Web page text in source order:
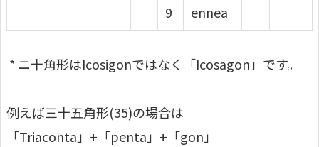
9
ennea
* ニ十角形はIcosigonではなく「Icosagon」です。
例えば三十五角形(35)の場合は
「Triaconta」+「penta」+「gon」